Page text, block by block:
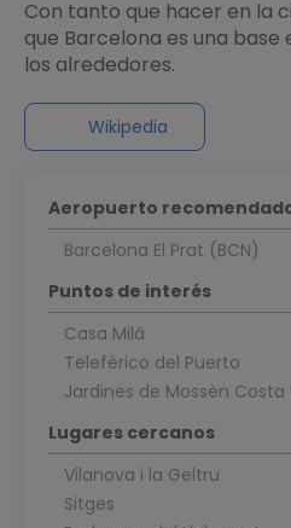
Con tanto que hacer en la
que Barcelona es una
los alrededores.
Wikipedia
Aeropuerto
Barcelona El Prat (BCN)
Puntos de interés
Casa Milá
Telefèrico del Puerto
Jardines de Mossèn Costa
Lugares cercanos
Vilanova i la Geltru
Sitges